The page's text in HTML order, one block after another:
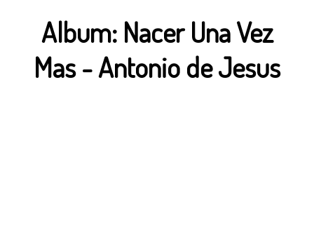
Album: Nacer Una Vez
Mas-Antonio de Jesus